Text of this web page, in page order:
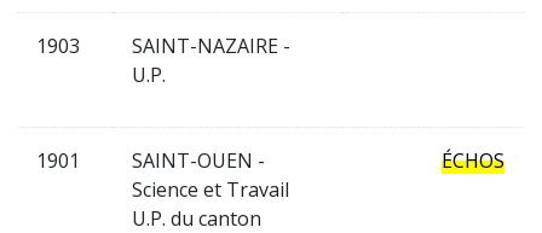
1903
SAINT-NAZAIRE -
U.P.
1901
SAINT-OUEN -
Science et Travail
U.P. du canton
ÉCHOS